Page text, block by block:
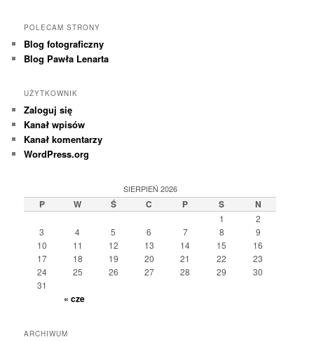
POLECAM STRONY
Blog fotograficzny
Blog Pawła Lenarta
UŻYTKOWNIK
Zaloguj się
Kanał wpisów
Kanał komentarzy
WordPress.org
SIERPIEŃ 2026
P W Ś C P S N
1
2
3
4 5 6 7 8
9
10
11 12 13 14 15
16
17
18 19 20 21 22
23
24
25 26 27 28 29
30
31
« cze
ARCHIWUM